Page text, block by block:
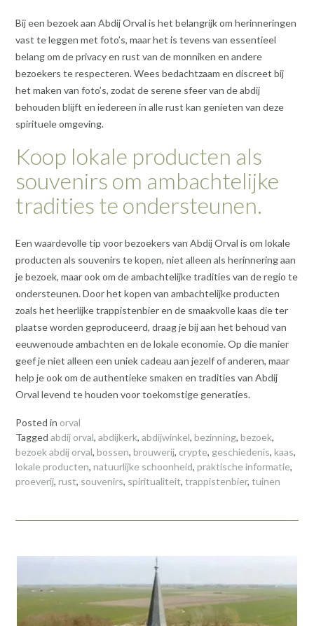
Bij een bezoek aan Abdij Orval is het belangrijk om herinneringen
vast te leggen met foto’s, maar het is tevens van essentieel
belang om de privacy en rust van de monniken en andere
bezoekers te respecteren. Wees bedachtzaam en discreet bij
het maken van foto’s, zodat de serene sfeer van de abdij
behouden blijft en iedereen in alle rust kan genieten van deze
spirituele omgeving.
Koop lokale producten als
souvenirs om ambachtelijke
tradities te ondersteunen.
Een waardevolle tip voor bezoekers van Abdij Orval is om lokale
producten als souvenirs te kopen, niet alleen als herinnering aan
je bezoek, maar ook om de ambachtelijke tradities van de regio te
ondersteunen. Door het kopen van ambachtelijke producten
zoals het heerlijke trappistenbier en de smaakvolle kaas die ter
plaatse worden geproduceerd, draag je bij aan het behoud van
eeuwenoude ambachten en de lokale economie. Op die manier
geef je niet alleen een uniek cadeau aan jezelf of anderen, maar
help je ook om de authentieke smaken en tradities van Abdij
Orval levend te houden voor toekomstige generaties.
Posted in orval
Tagged abdij orval, abdijkerk, abdijwinkel, bezinning, bezoek,
bezoek abdij orval, bossen, brouwerij, crypte, geschiedenis, kaas,
lokale producten, natuurlijke schoonheid, praktische informatie,
proeverij, rust, souvenirs, spiritualiteit, trappistenbier, tuinen